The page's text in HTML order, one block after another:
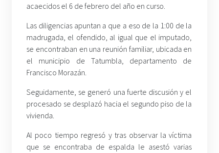
acaecidos el 6 de febrero del año en curso.
Las diligencias apuntan a que a eso de la 1:00 de la
madrugada, el ofendido, al igual que el imputado,
se encontraban en una reunión familiar, ubicada en
el municipio de Tatumbla, departamento de
Francisco Morazán.
Seguidamente, se generó una fuerte discusión y el
procesado se desplazó hacia el segundo piso de la
vivienda.
Al poco tiempo regresó y tras observar la víctima
que se encontraba de espalda le asestó varias